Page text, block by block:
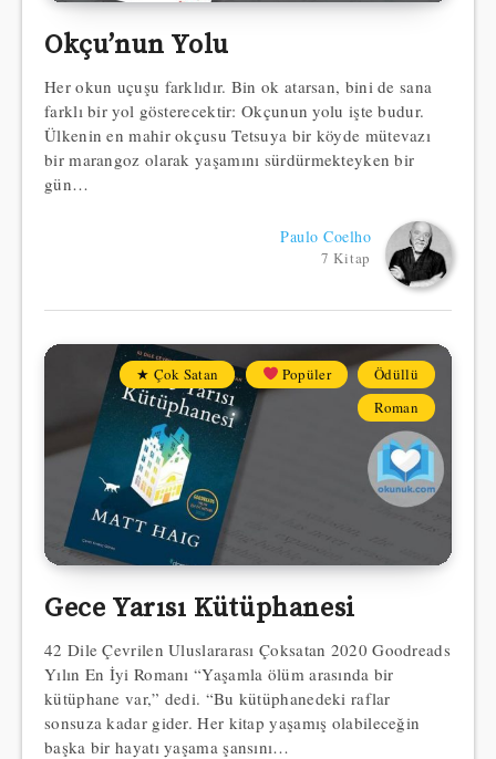
Okçu’nun Yolu
Her okun uçuşu farklıdır. Bin ok atarsan, bini de sana
farklı bir yol gösterecektir: Okçunun yolu işte budur.
Ülkenin en mahir okçusu Tetsuya bir köyde mütevazı
bir marangoz olarak yaşamını sürdürmekteyken bir
gün…
Paulo Coelho
7 Kitap
★ Çok Satan Popüler
Ödüllü
Roman
Gece Yarısı Kütüphanesi
42 Dile Çevrilen Uluslararası Çoksatan 2020 Goodreads
Yılın En İyi Romanı “Yaşamla ölüm arasında bir
kütüphane var,” dedi. “Bu kütüphanedeki raflar
sonsuza kadar gider. Her kitap yaşamış olabileceğin
başka bir hayatı yaşama şansını…